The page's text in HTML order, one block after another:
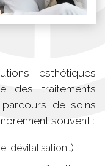
esthétiques
des traitements
de soins
souvent :
dévitalisation…)